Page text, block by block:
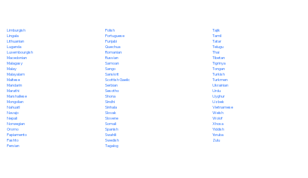
Limburgish
Lingala
Lithuanian
Luganda
Luxembourgish
Macedonian
Malagasy
Malay
Malayalam
Maltese
Mandarin
Marathi
Marshallese
Mongolian
Nahuatl
Navajo
Nepali
Norwegian
Oromo
Papiamento
Pashto
Persian
Polish
Portuguese
Punjabi
Quechua
Romanian
Russian
Samoan
Sango
Sanskrit
Scottish Gaelic
Serbian
Sesotho
Shona
Sindhi
Sinhala
Slovak
Slovene
Somali
Spanish
Swahili
Swedish
Tagalog
Tajik
Tamil
Tatar
Telugu
Thai
Tibetan
Tigrinya
Tongan
Turkish
Turkmen
Ukrainian
Urdu
Uyghur
Uzbek
Vietnamese
Welsh
Wolof
Xhosa
Yiddish
Yoruba
Zulu